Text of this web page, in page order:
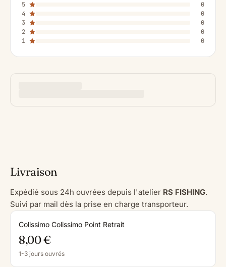
5
0
4
0
3
0
2
0
1
0
Livraison
Expédié sous 24h ouvrées depuis l'atelier RS FISHING.
Suivi par mail dès la prise en charge transporteur.
Colissimo Colissimo Point Retrait
8,00 €
1-3 jours ouvrés